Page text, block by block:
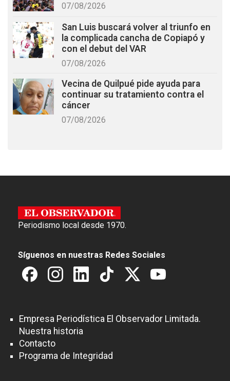
07/08/2026
San Luis buscará volver al triunfo en
la complicada cancha de Copiapó y
con el debut del VAR
07/08/2026
Vecina de Quilpué pide ayuda para
continuar su tratamiento contra el
cáncer
07/08/2026
Periodismo local desde 1970.
Síguenos en nuestras Redes Sociales
Empresa Periodística El Observador Limitada.
Nuestra historia
Contacto
Programa de Integridad